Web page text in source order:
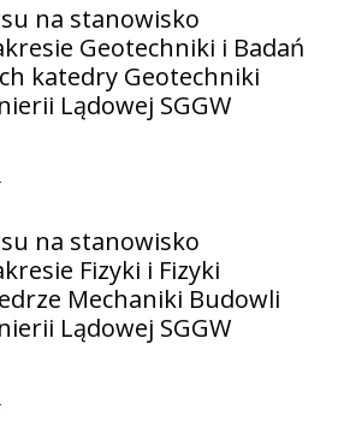
na stanowisko
Geotechniki i Badań
katedry Geotechniki
Lądowej SGGW
na stanowisko
Fizyki i Fizyki
Mechaniki Budowli
Lądowej SGGW